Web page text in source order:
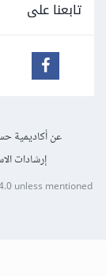
تابعنا على
عن أكاديمية
إرشادات
unless mentioned